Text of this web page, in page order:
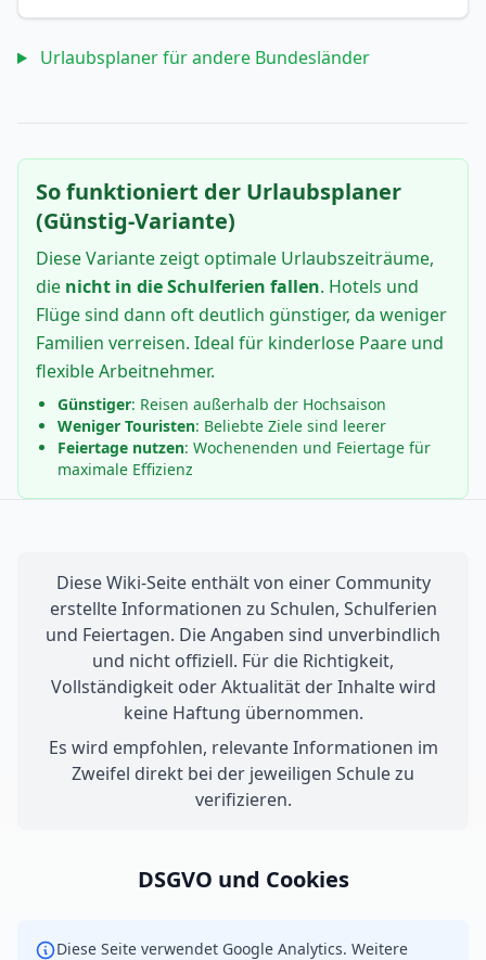
Urlaubsplaner für andere Bundesländer
So funktioniert der Urlaubsplaner
(Günstig-Variante)
Diese Variante zeigt optimale Urlaubszeiträume,
die nicht in die Schulferien fallen. Hotels und
Flüge sind dann oft deutlich günstiger, da weniger
Familien verreisen. Ideal für kinderlose Paare und
flexible Arbeitnehmer.
Günstiger: Reisen außerhalb der Hochsaison
Weniger Touristen: Beliebte Ziele sind leerer
Feiertage nutzen: Wochenenden und Feiertage für
maximale Effizienz
Diese Wiki-Seite enthält von einer Community
erstellte Informationen zu Schulen, Schulferien
und Feiertagen. Die Angaben sind unverbindlich
und nicht offiziell. Für die Richtigkeit,
Vollständigkeit oder Aktualität der Inhalte wird
keine Haftung übernommen.
Es wird empfohlen, relevante Informationen im
Zweifel direkt bei der jeweiligen Schule zu
verifizieren.
DSGVO und Cookies
Diese Seite verwendet Google Analytics. Weitere